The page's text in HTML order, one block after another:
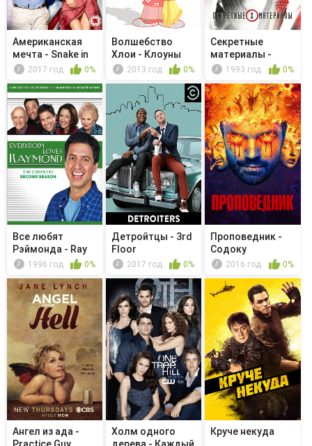
Американская
мечта - Snake in
the Grass
2017 год 0%
Волшебство
Хлои - Клоуны
для малышей
2013 год 0%
Секретные
материалы -
Утраченное
1993 год 0%
Все любят
Рэймонда - Ray
Home Alone
1996 год 0%
Детройтцы - 3rd
Floor
2017 год 0%
Проповедник -
Содоку
2016 год 0%
Ангел из ада -
Холм одного
Круче некуда